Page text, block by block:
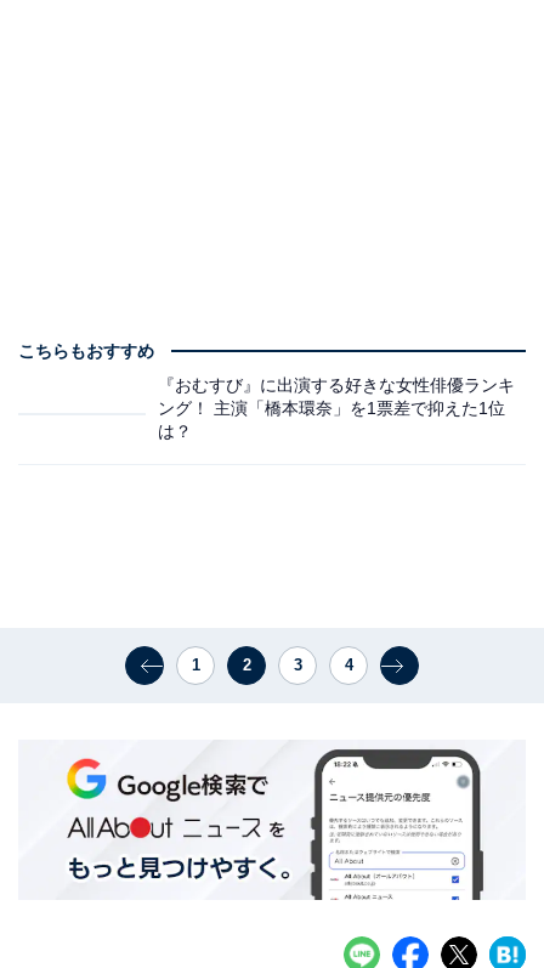
こちらもおすすめ
『おむすび』に出演する好きな女性俳優ランキ
ング！ 主演「橋本環奈」を1票差で抑えた1位
は？
1 2 3 4